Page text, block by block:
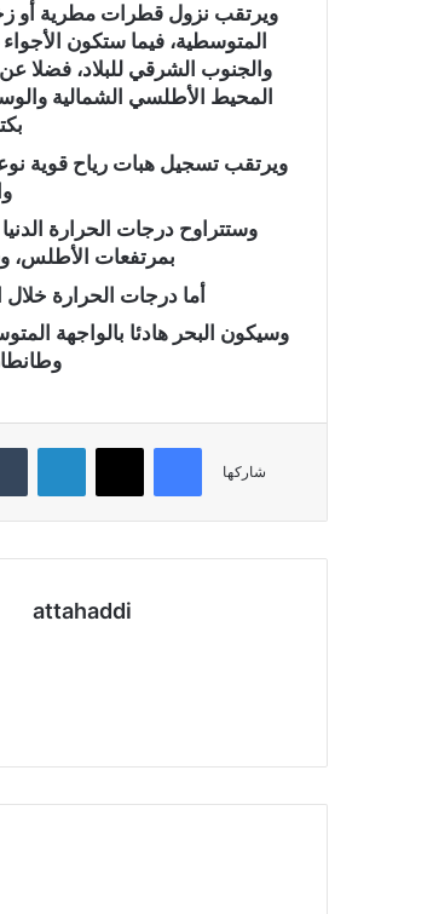
ويرتقب نزول قطرات مطرية أو
المتوسطية، فيما ستكون
والجنوب الشرقي للبلاد،
المحيط الأطلسي الشمالية
ويرتقب تسجيل هبات رياح قوية
بمرتفعات الأطلس، وستكون ما بين 17 و23
أما درجات الحرارة
وسيكون البحر هادئا بالواجهة
شاركها
فيسبوك لينكدإن
attahaddi